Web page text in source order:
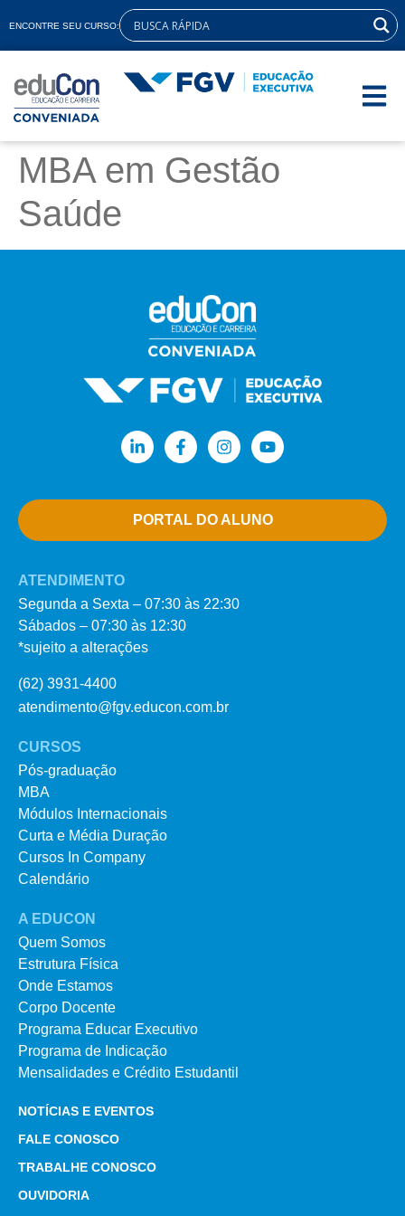
ENCONTRE SEU CURSO:
MBA em Gestão
Saúde
PORTAL DO ALUNO
ATENDIMENTO
Segunda a Sexta – 07:30 às 22:30
Sábados – 07:30 às 12:30
*sujeito a alterações
(62) 3931-4400
atendimento@fgv.educon.com.br
CURSOS
Pós-graduação
MBA
Módulos Internacionais
Curta e Média Duração
Cursos In Company
Calendário
A EDUCON
Quem Somos
Estrutura Física
Onde Estamos
Corpo Docente
Programa Educar Executivo
Programa de Indicação
Mensalidades e Crédito Estudantil
NOTÍCIAS E EVENTOS
FALE CONOSCO
TRABALHE CONOSCO
OUVIDORIA